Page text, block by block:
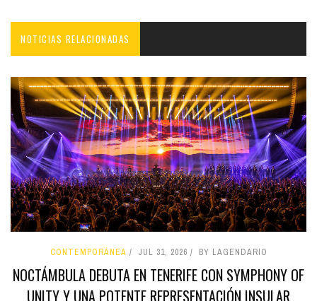
NOTICIAS RELACIONADAS
CONTEMPORÁNEA JUL 31, 2026 BY LAGENDARIO
NOCTÁMBULA DEBUTA EN TENERIFE CON SYMPHONY OF
UNITY Y UNA POTENTE REPRESENTACIÓN INSULAR